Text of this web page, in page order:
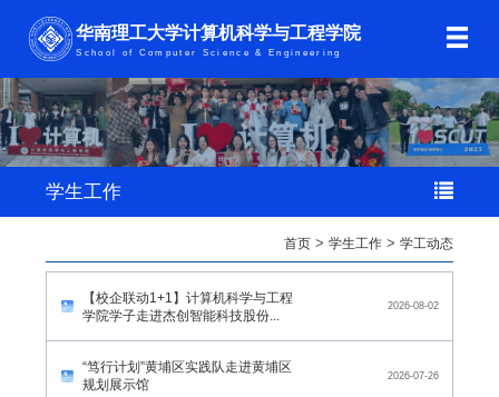
华南理工大学计算机科学与工程学院
School of Computer Science & Engineering
学生工作
首页> 学生工作> 学工动态
【校企联动1+1】计算机科学与工程
学院学子走进杰创智能科技股份...
2026-08-02
“笃行计划”黄埔区实践队走进黄埔区
规划展示馆
2026-07-26